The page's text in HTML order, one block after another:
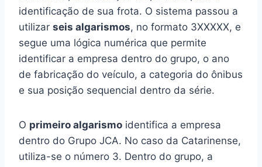
identificação de sua frota. O sistema passou a
utilizar seis algarismos, no formato 3XXXXX, e
segue uma lógica numérica que permite
identificar a empresa dentro do grupo, o ano
de fabricação do veículo, a categoria do ônibus
e sua posição sequencial dentro da série.
O primeiro algarismo identifica a empresa
dentro do Grupo JCA. No caso da Catarinense,
utiliza-se o número 3. Dentro do grupo, a